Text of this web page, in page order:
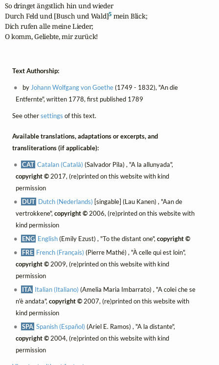
So dringet ängstlich hin und wieder
Durch Feld und [Busch und Wald]5 mein Blick;
Dich rufen alle meine Lieder;
O komm, Geliebte, mir zurück!
Text Authorship:
by Johann Wolfgang von Goethe(1749 - 1832), "An die
Entfernte", written 1778, first published 1789
See othersettings of this text.
Available translations, adaptations or excerpts, and
transliterations (if applicable):
CAT Catalan (Català) (Salvador Pila) , "A la allunyada",
copyright ©2017, (re)printed on this website with kind
permission
DUT Dutch (Nederlands) [singable] (Lau Kanen) , "Aan de
vertrokkene", copyright ©2006, (re)printed on this website with
kind permission
ENG English(Emily Ezust) , "To the distant one",copyright ©
FRE French (Français) (Pierre Mathé) , "À celle qui est loin",
copyright ©2009, (re)printed on this website with kind
permission
ITA Italian (Italiano) (Amelia Maria Imbarrato) , "A colei che se
n'è andata",copyright ©2007, (re)printed on this website with
kind permission
SPA Spanish (Español) (Ariel E. Ramos) , "A la distante",
copyright ©2004, (re)printed on this website with kind
permission